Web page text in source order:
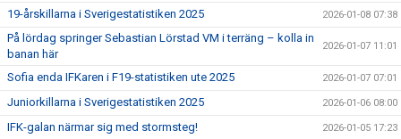
19-årskillarna i Sverigestatistiken 2025 2026-01-08 07:38
På lördag springer Sebastian Lörstad VM i terräng – kolla in
banan här
2026-01-07 11:01
Sofia enda IFKaren i F19-statistiken ute 2025 2026-01-07 07:01
Juniorkillarna i Sverigestatistiken 2025 2026-01-06 08:00
IFK-galan närmar sig med stormsteg! 2026-01-05 17:23